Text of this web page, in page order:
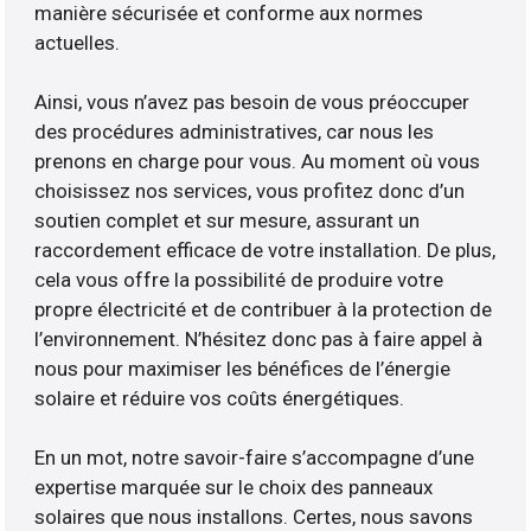
manière sécurisée et conforme aux normes
actuelles.
Ainsi, vous n’avez pas besoin de vous préoccuper
des procédures administratives, car nous les
prenons en charge pour vous. Au moment où vous
choisissez nos services, vous profitez donc d’un
soutien complet et sur mesure, assurant un
raccordement efficace de votre installation. De plus,
cela vous offre la possibilité de produire votre
propre électricité et de contribuer à la protection de
l’environnement. N’hésitez donc pas à faire appel à
nous pour maximiser les bénéfices de l’énergie
solaire et réduire vos coûts énergétiques.
En un mot, notre savoir-faire s’accompagne d’une
expertise marquée sur le choix des panneaux
solaires que nous installons. Certes, nous savons